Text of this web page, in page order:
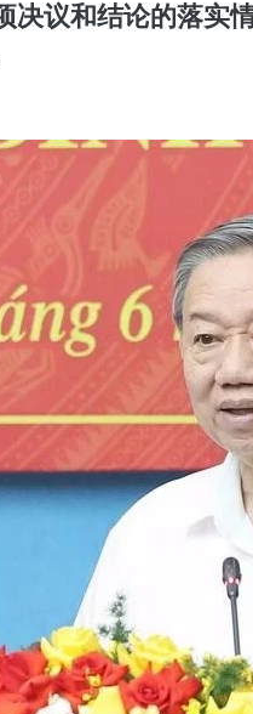
决议和结论的落实